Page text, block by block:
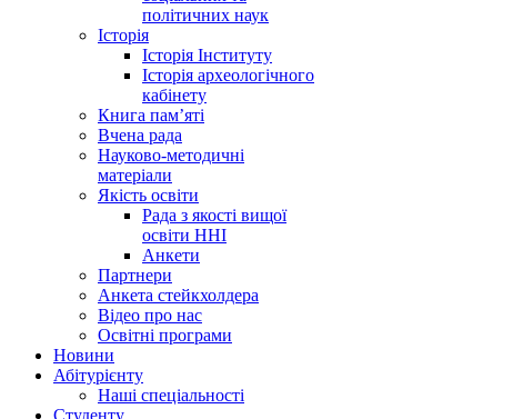
політичних наук
Історія
Історія Інституту
Історія археологічного
кабінету
Книга памʼяті
Вчена рада
Науково-методичні
матеріали
Якість освіти
Рада з якості вищої
освіти ННІ
Анкети
Партнери
Анкета стейкхолдера
Відео про нас
Освітні програми
Hовини
Абітурієнту
Наші спеціальності
Студенту